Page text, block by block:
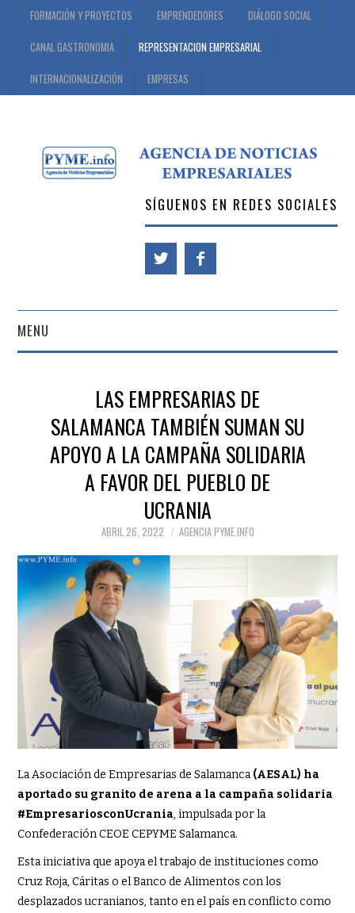
FORMACIÓN Y PROYECTOS EMPRENDEDORES DIÁLOGO SOCIAL
CANAL GASTRONOMIA REPRESENTACION EMPRESARIAL
INTERNACIONALIZACIÓN EMPRESAS
SÍGUENOS EN REDES SOCIALES
MENU
LAS EMPRESARIAS DE
SALAMANCA TAMBIÉN SUMAN SU
APOYO A LA CAMPAÑA SOLIDARIA
A FAVOR DEL PUEBLO DE
UCRANIA
ABRIL 26, 2022 AGENCIA PYME.INFO
La Asociación de Empresarias de Salamanca (AESAL) ha
aportado su granito de arena a la campaña solidaria
#EmpresariosconUcrania, impulsada por la
Confederación CEOE CEPYME Salamanca.
Esta iniciativa que apoya el trabajo de instituciones como
Cruz Roja, Cáritas o el Banco de Alimentos con los
desplazados ucranianos, tanto en el país en conflicto como